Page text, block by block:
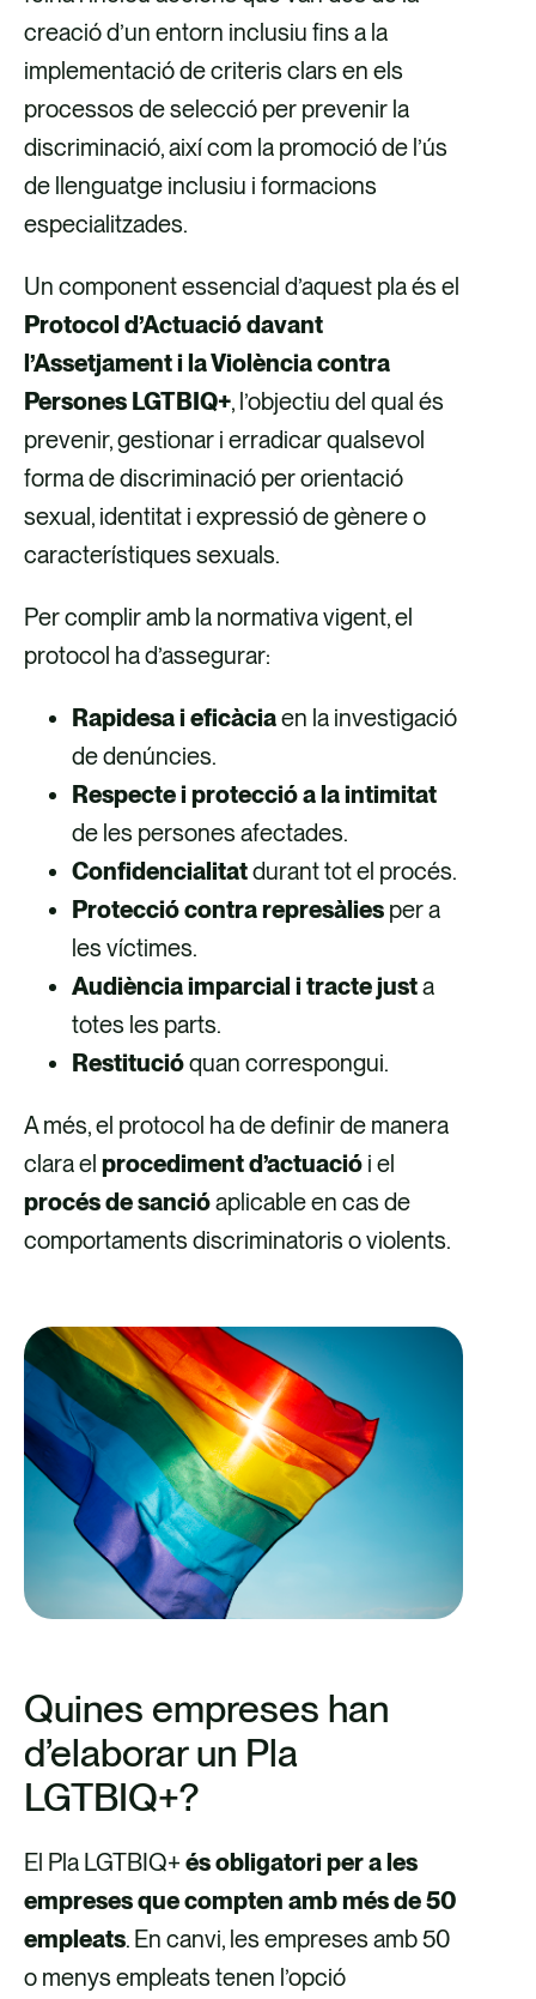
creació d’un entorn inclusiu fins a la
implementació de criteris clars en els
processos de selecció per prevenir la
discriminació, així com la promoció de l’ús
de llenguatge inclusiu i formacions
especialitzades.
Un component essencial d’aquest pla és el
Protocol d’Actuació davant
l’Assetjament i la Violència contra
Persones LGTBIQ+, l’objectiu del qual és
prevenir, gestionar i erradicar qualsevol
forma de discriminació per orientació
sexual, identitat i expressió de gènere o
característiques sexuals.
Per complir amb la normativa vigent, el
protocol ha d’assegurar:
Rapidesa i eficàciaen la investigació
de denúncies.
Respecte i protecció a la intimitat
de les persones afectades.
Confidencialitatdurant tot el procés.
Protecció contra represàlies per a
les víctimes.
Audiència imparcial i tracte justa
totes les parts.
Restitucióquan correspongui.
A més, el protocol ha de definir de manera
clara el procediment d’actuació i el
procés de sancióaplicable en cas de
comportaments discriminatoris o violents.
Quines empreses han
d’elaborar un Pla
LGTBIQ+?
El Pla LGTBIQ+ és obligatori per a les
empreses que compten amb més de 50
empleats. En canvi, les empreses amb 50
o menys empleats tenen l’opció